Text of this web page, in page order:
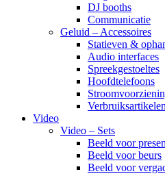
DJ booths
Communicatie
Geluid – Accessoires
Statieven &
Audio interfaces
Spreekgestoeltes
Hoofdtelefoons
Video
Video – Sets
Beeld voor
Beeld voor beurs
Beeld voor